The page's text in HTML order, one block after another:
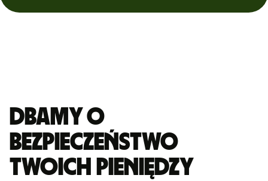
Dbamy o
bezpieczeństwo
Twoich pieniędzy